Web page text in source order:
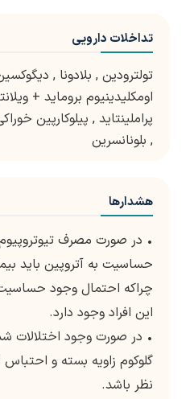
تداخلات دارویی
تولترودین , بلادونا ,
اومکلیدینیوم بروماید +
پراملینتاید , پیلوکارپین
, بلونانسرین
هشدارها
• در صورت مصرف تیوتروپیوم
حساسیت به آتروپین باید
چراکه احتمال وجود حساسیت
این افراد وجود دارد.
• در صورت وجود اختلالات
گلوکوم زاویه بسته و احتباس
نظر باشد.